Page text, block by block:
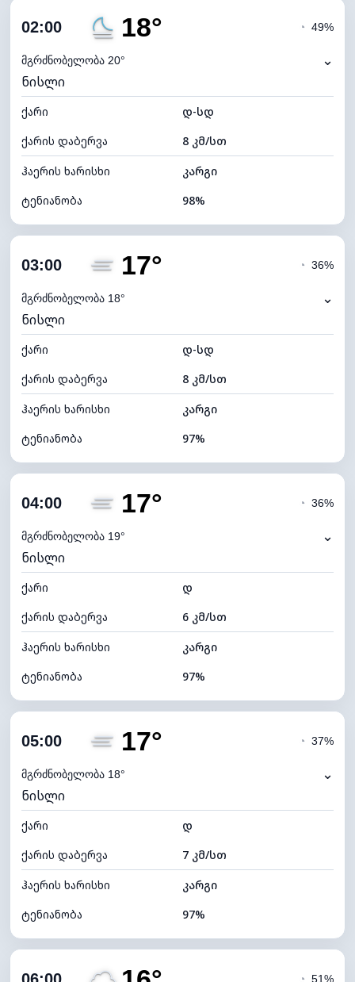
ღრუბლიანობა
ნამის წერტილი
ხილვადობა
განათების ინდექსი 0 (ბნელი)
ღრუბლის სიმაღლე 4000 მ
02:00 18°
მგრძნობელობა 20°
◔ 49%
⌄
ნისლი
ქარი
დ-სდ
ქარის დაბერვა
8 კმ/სთ
ჰაერის ხარისხი
კარგი
ტენიანობა
98%
ღრუბლიანობა
ნამის წერტილი
ხილვადობა
განათების ინდექსი 0 (ბნელი)
ღრუბლის სიმაღლე 4000 მ
03:00 17°
მგრძნობელობა 18°
◔ 36%
⌄
ნისლი
ქარი
დ-სდ
ქარის დაბერვა
8 კმ/სთ
ჰაერის ხარისხი
კარგი
ტენიანობა
97%
ღრუბლიანობა
ნამის წერტილი
ხილვადობა
განათების ინდექსი 0 (ბნელი)
ღრუბლის სიმაღლე 5840 მ
04:00 17°
მგრძნობელობა 19°
◔ 36%
⌄
ნისლი
ქარი
დ
ქარის დაბერვა
6 კმ/სთ
ჰაერის ხარისხი
კარგი
ტენიანობა
97%
ღრუბლიანობა
ნამის წერტილი
ხილვადობა
განათების ინდექსი 0 (ბნელი)
ღრუბლის სიმაღლე 5200 მ
05:00 17°
მგრძნობელობა 18°
◔ 37%
⌄
ნისლი
ქარი
დ
ქარის დაბერვა
7 კმ/სთ
ჰაერის ხარისხი
კარგი
ტენიანობა
97%
ღრუბლიანობა
◔ 51%